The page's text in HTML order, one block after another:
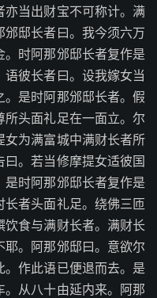
亦当出财宝不可称计。满
邸长者曰。我今须六万
时阿那邠邸长者复作是
彼长者曰。设我嫁女当
是时阿那邠邸长者。假
头面礼足在一面立。尔
女为满富城中满财长者所
。若当修摩提女适彼国
时阿那邠邸长者复作是
者头面礼足。绕佛三匝
食与满财长者。满财长
。阿那邠邸曰。意欲尔
作此语已便退而去。是
从八十由延内来。阿那